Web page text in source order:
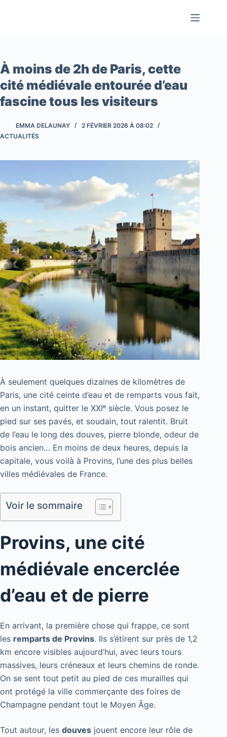
À moins de 2h de Paris, cette
cité médiévale entourée d’eau
fascine tous les visiteurs
EMMA DELAUNAY
2 FÉVRIER 2026 À 08:02
ACTUALITÉS
À seulement quelques dizaines de kilomètres de
Paris, une cité ceinte d’eau et de remparts vous fait,
en un instant, quitter le XXIᵉ siècle. Vous posez le
pied sur ses pavés, et soudain, tout ralentit. Bruit
de l’eau le long des douves, pierre blonde, odeur de
bois ancien… En moins de deux heures, depuis la
capitale, vous voilà à Provins, l’une des plus belles
villes médiévales de France.
Voir le sommaire
Provins, une cité
médiévale encerclée
d’eau et de pierre
En arrivant, la première chose qui frappe, ce sont
les remparts de Provins. Ils s’étirent sur près de 1,2
km encore visibles aujourd’hui, avec leurs tours
massives, leurs créneaux et leurs chemins de ronde.
On se sent tout petit au pied de ces murailles qui
ont protégé la ville commerçante des foires de
Champagne pendant tout le Moyen Âge.
Tout autour, les douves jouent encore leur rôle de